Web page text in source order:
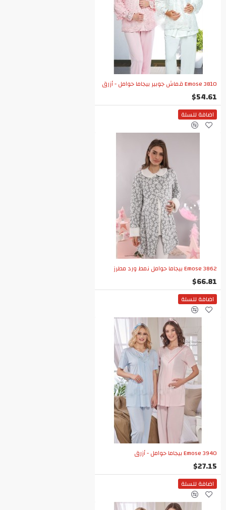
Emose 3810 قماش جوبير بيجاما حوامل - أزرق
$54.61
اضافة للسلة
Emose 3862 بيجاما حوامل نمط ورد مطرز
$66.81
اضافة للسلة
Emose 3940 بيجاما حوامل - أزرق
$27.15
اضافة للسلة